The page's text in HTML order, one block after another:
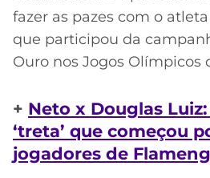
fazer as pazes com o
que participou da
Ouro nos Jogos Olímpicos
+ Neto x Douglas
‘treta’ que começou
jogadores de